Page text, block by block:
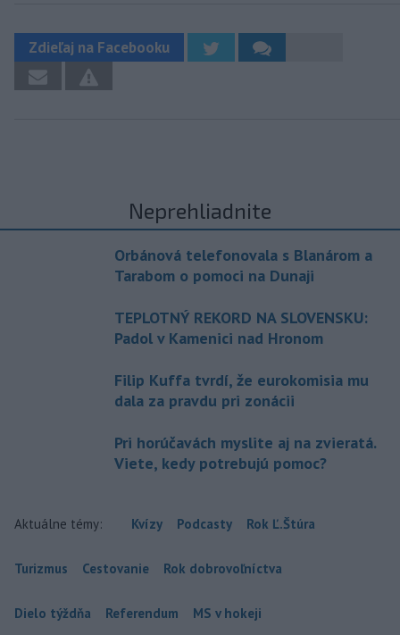
Zdieľaj na Facebooku
Neprehliadnite
Orbánová telefonovala s Blanárom a
Tarabom o pomoci na Dunaji
TEPLOTNÝ REKORD NA SLOVENSKU:
Padol v Kamenici nad Hronom
Filip Kuffa tvrdí, že eurokomisia mu
dala za pravdu pri zonácii
Pri horúčavách myslite aj na zvieratá.
Viete, kedy potrebujú pomoc?
Aktuálne témy: Kvízy Podcasty Rok Ľ.Štúra
Turizmus Cestovanie Rok dobrovoľníctva
Dielo týždňa Referendum MS v hokeji